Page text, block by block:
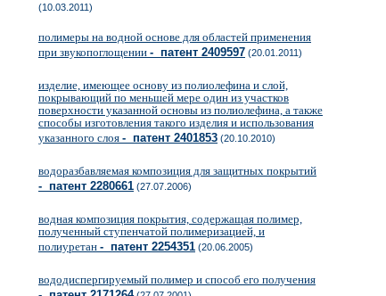
(10.03.2011)
полимеры на водной основе для областей применения
при звукопоглощении - патент 2409597 (20.01.2011)
изделие, имеющее основу из полиолефина и слой,
покрывающий по меньшей мере один из участков
поверхности указанной основы из полиолефина, а также
способы изготовления такого изделия и использования
указанного слоя - патент 2401853 (20.10.2010)
водоразбавляемая композиция для защитных покрытий
- патент 2280661 (27.07.2006)
водная композиция покрытия, содержащая полимер,
полученный ступенчатой полимеризацией, и
полиуретан - патент 2254351 (20.06.2005)
вододиспергируемый полимер и способ его получения